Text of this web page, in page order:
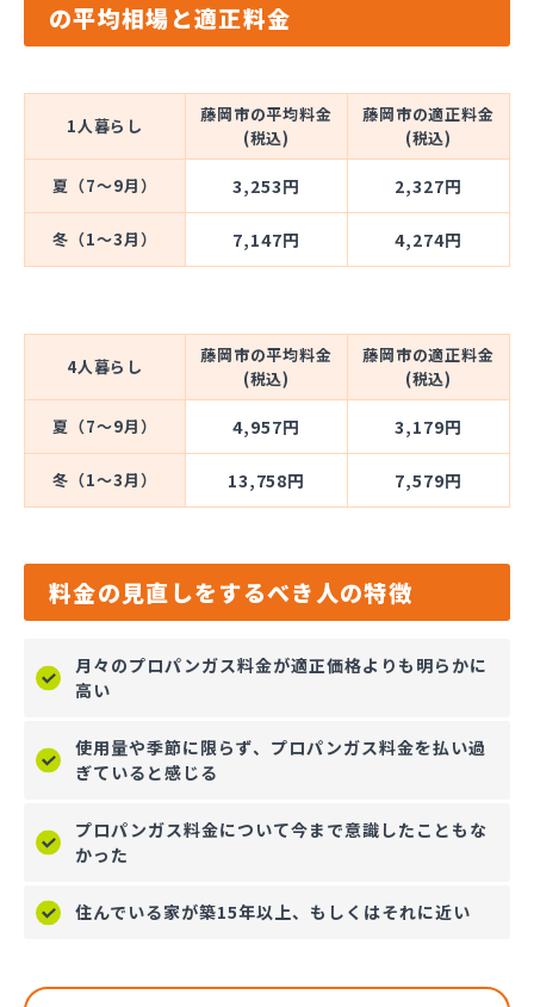
の平均相場と適正料金
1人暮らし
藤岡市の平均料金
(税込)
藤岡市の適正料金
(税込)
夏（7～9月） 3,253円 2,327円
冬（1～3月） 7,147円 4,274円
4人暮らし
藤岡市の平均料金
(税込)
藤岡市の適正料金
(税込)
夏（7～9月） 4,957円 3,179円
冬（1～3月） 13,758円 7,579円
料金の見直しをするべき人の特徴
月々のプロパンガス料金が適正価格よりも明らかに
高い
使用量や季節に限らず、プロパンガス料金を払い過
ぎていると感じる
プロパンガス料金について今まで意識したこともな
かった
住んでいる家が築15年以上、もしくはそれに近い